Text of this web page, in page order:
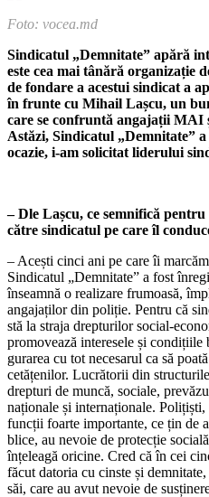
Foto: vocea.md
Sindicatul „Demnitate” apără
este cea mai tânără organizație
de fondare a acestui sindicat a
în frunte cu Mihail Lașcu, un
care se confruntă angajații
Astăzi, Sindicatul „Demnitate”
ocazie, i-am solicitat liderului
– Dle Lașcu, ce semnifică
către sindicatul pe care îl
– Acești cinci ani pe care îi
Sindica­tul „Demnitate” a fost
înseamnă o rea­lizare frumoasă,
angajaților din poliție. Pentru că
stă la straja drepturilor social-
promovează interesele și
gurarea cu tot necesarul ca să
cetățenilor. Lucrăto­rii din
drepturi de muncă, sociale,
naționale și internaționale.
funcții foarte importante, ce țin de
blice, au nevoie de protecție
înțeleagă oricine. Cred că în cei
făcut datoria cu cinste și
săi, care au avut nevoie de